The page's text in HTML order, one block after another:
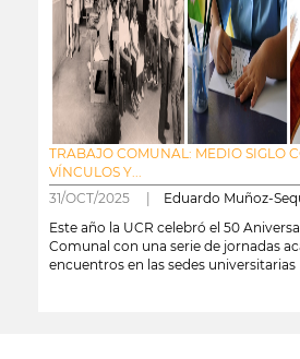
TRABAJO COMUNAL: MEDIO SIGLO
VÍNCULOS Y...
31/OCT/2025 | Eduardo Muñoz-
Este año la UCR celebró el 50
Comunal con una serie de jornadas
encuentros en las sedes universitarias